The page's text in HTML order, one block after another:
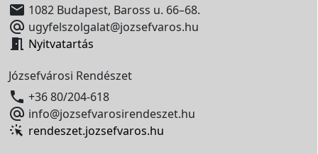
 1082 Budapest, Baross u. 66–68.
 ugyfelszolgalat@jozsefvaros.hu
 Nyitvatartás
Józsefvárosi Rendészet
 +36 80/204-618
 info@jozsefvarosirendeszet.hu
rendeszet.jozsefvaros.hu